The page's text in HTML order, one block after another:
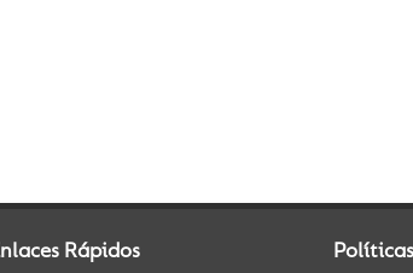
Rápidos Políticas